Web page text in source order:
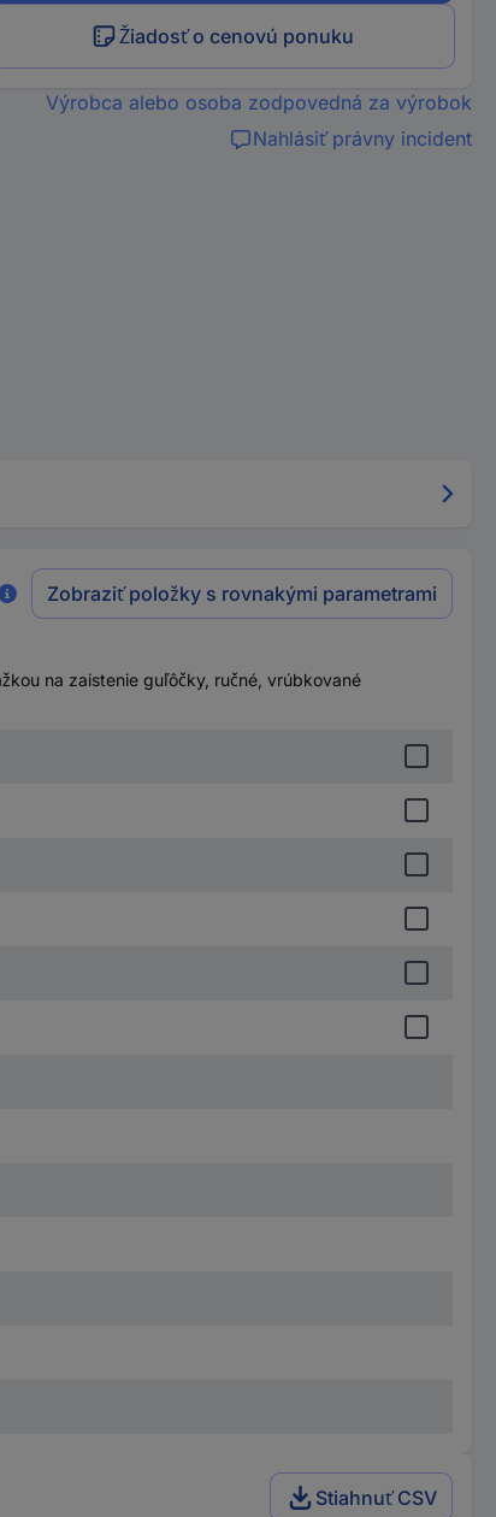
Žiadosť o cenovú ponuku
Výrobca alebo osoba zodpovedná za výrobok
Nahlásiť právny incident
Zobraziť položky s rovnakými parametrami
na zaistenie guľôčky, ručné, vrúbkované
Stiahnuť CSV